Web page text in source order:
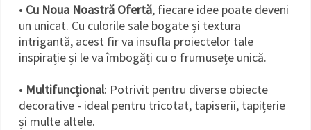
• Cu Noua Noastră Ofertă, fiecare idee poate deveni
un unicat. Cu culorile sale bogate și textura
intrigantă, acest fir va insufla proiectelor tale
inspirație și le va îmbogăți cu o frumusețe unică.
• Multifuncțional: Potrivit pentru diverse obiecte
decorative - ideal pentru tricotat, tapiserii, tapițerie
și multe altele.